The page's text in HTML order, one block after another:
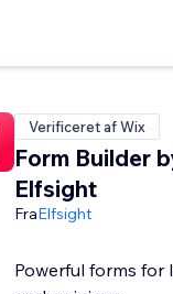
Verificeret af Wix
Form Builder
Elfsight
FraElfsight
Powerful forms for